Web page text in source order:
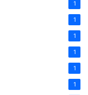
1
1
1
1
1
1